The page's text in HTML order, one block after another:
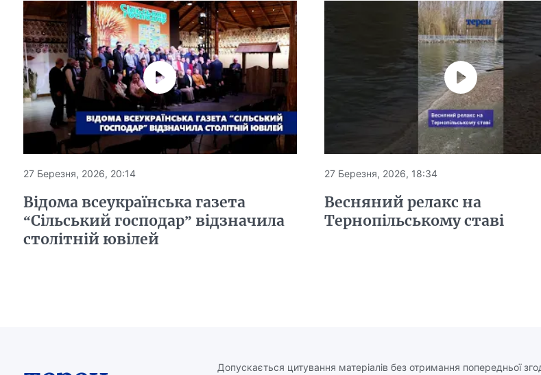
27 Березня, 2026, 20:14
Відома всеукраїнська газета
“Сільський господар” відзначила
столітній ювілей
27 Березня, 2026, 18:34
Весняний релакс на
Тернопільському ставі
Допускається цитування матеріалів без отримання попередньої